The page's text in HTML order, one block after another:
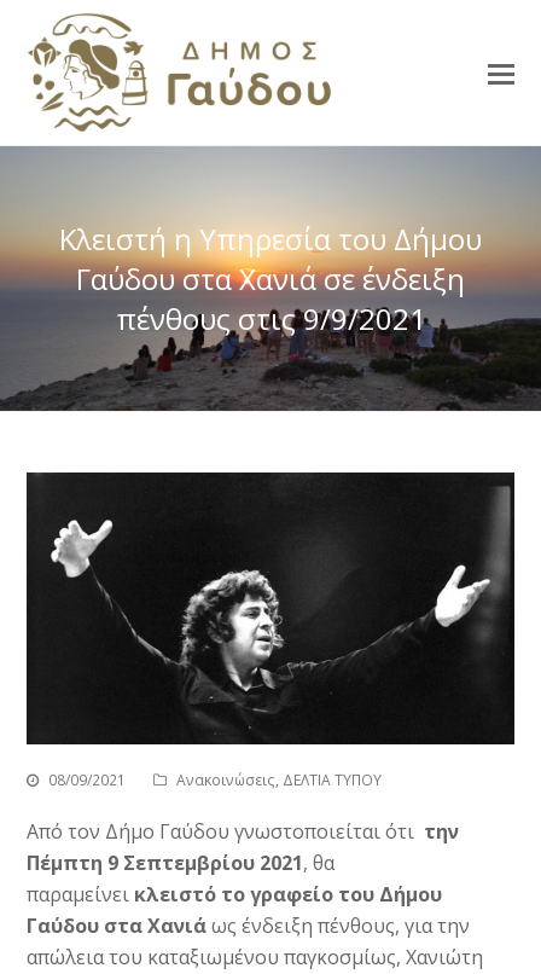
Κλειστή η Υπηρεσία του Δήμου
Γαύδου στα Χανιά σε ένδειξη
πένθους στις 9/9/2021
08/09/2021 Ανακοινώσεις, ΔΕΛΤΙΑ ΤΥΠΟΥ
Από τον Δήμο Γαύδου γνωστοποιείται ότι την
Πέμπτη 9 Σεπτεμβρίου 2021, θα
παραμείνει κλειστό το γραφείο του Δήμου
Γαύδου στα Χανιάως ένδειξη πένθους, για την
απώλεια του καταξιωμένου παγκοσμίως, Χανιώτη